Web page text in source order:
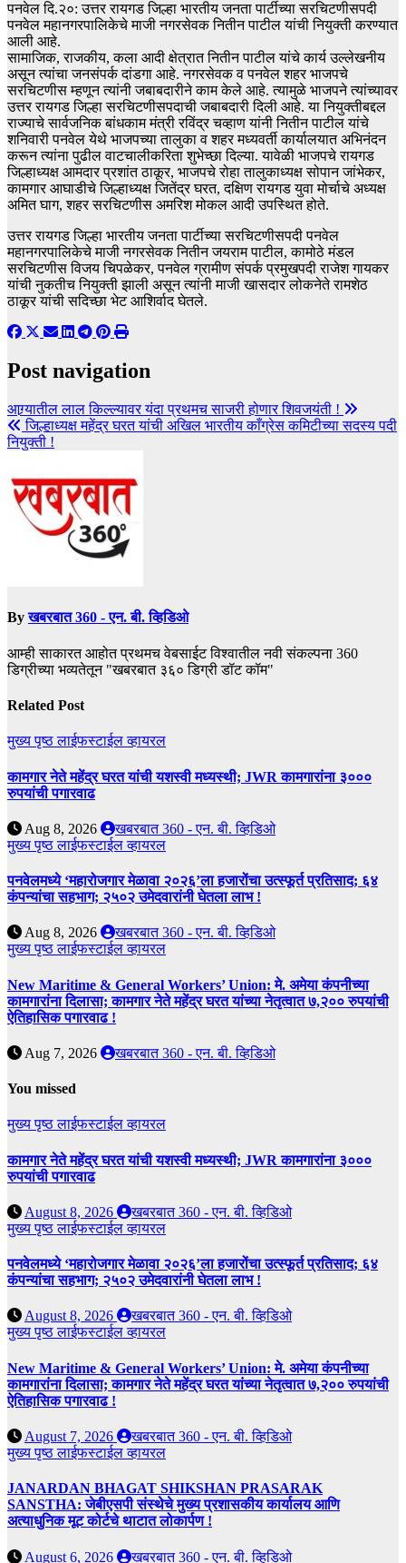
पनवेल दि.२०: उत्तर रायगड जिल्हा भारतीय जनता पार्टीच्या सरचिटणीसपदी
पनवेल महानगरपालिकेचे माजी नगरसेवक नितीन पाटील यांची नियुक्ती करण्यात
आली आहे.
सामाजिक, राजकीय, कला आदी क्षेत्रात नितीन पाटील यांचे कार्य उल्लेखनीय
असून त्यांचा जनसंपर्क दांडगा आहे. नगरसेवक व पनवेल शहर भाजपचे
सरचिटणीस म्हणून त्यांनी जबाबदारीने काम केले आहे. त्यामुळे भाजपने त्यांच्यावर
उत्तर रायगड जिल्हा सरचिटणीसपदाची जबाबदारी दिली आहे. या नियुक्तीबद्दल
राज्याचे सार्वजनिक बांधकाम मंत्री रविंद्र चव्हाण यांनी नितीन पाटील यांचे
शनिवारी पनवेल येथे भाजपच्या तालुका व शहर मध्यवर्ती कार्यालयात अभिनंदन
करून त्यांना पुढील वाटचालीकरिता शुभेच्छा दिल्या. यावेळी भाजपचे रायगड
जिल्हाध्यक्ष आमदार प्रशांत ठाकूर, भाजपचे रोहा तालुकाध्यक्ष सोपान जांभेकर,
कामगार आघाडीचे जिल्हाध्यक्ष जितेंद्र घरत, दक्षिण रायगड युवा मोर्चाचे अध्यक्ष
अमित घाग, शहर सरचिटणीस अमरिश मोकल आदी उपस्थित होते.
उत्तर रायगड जिल्हा भारतीय जनता पार्टीच्या सरचिटणीसपदी पनवेल
महानगरपालिकेचे माजी नगरसेवक नितीन जयराम पाटील, कामोठे मंडल
सरचिटणीस विजय चिपळेकर, पनवेल ग्रामीण संपर्क प्रमुखपदी राजेश गायकर
यांची नुकतीच नियुक्ती झाली असून त्यांनी माजी खासदार लोकनेते रामशेठ
ठाकूर यांची सदिच्छा भेट आशिर्वाद घेतले.
Post navigation
आग्र्यातील लाल किल्ल्यावर यंदा प्रथमच साजरी होणार शिवजयंती !
जिल्हाध्यक्ष महेंद्र घरत यांची अखिल भारतीय काँग्रेस कमिटीच्या सदस्य पदी
नियुक्ती !
Byखबरबात 360 - एन. बी. व्हिडिओ
आम्ही साकारत आहोत प्रथमच वेबसाईट विश्वातील नवी संकल्पना 360
डिग्रीच्या भव्यतेतून "खबरबात ३६० डिग्री डॉट कॉम"
Related Post
मुख्य पृष्ठलाईफस्टाईलव्हायरल
कामगार नेते महेंद्र घरत यांची यशस्वी मध्यस्थी; JWR कामगारांना ३०००
रुपयांची पगारवाढ
Aug 8, 2026
खबरबात 360 - एन. बी. व्हिडिओ
मुख्य पृष्ठलाईफस्टाईलव्हायरल
पनवेलमध्ये ‘महारोजगार मेळावा २०२६’ला हजारोंचा उत्स्फूर्त प्रतिसाद; ६४
कंपन्यांचा सहभाग; २५०२ उमेदवारांनी घेतला लाभ !
Aug 8, 2026
खबरबात 360 - एन. बी. व्हिडिओ
मुख्य पृष्ठलाईफस्टाईलव्हायरल
New Maritime & General Workers’ Union: मे. अमेया कंपनीच्या
कामगारांना दिलासा; कामगार नेते महेंद्र घरत यांच्या नेतृत्वात ७,२०० रुपयांची
ऐतिहासिक पगारवाढ !
Aug 7, 2026 खबरबात 360 - एन. बी. व्हिडिओ
You missed
मुख्य पृष्ठलाईफस्टाईलव्हायरल
कामगार नेते महेंद्र घरत यांची यशस्वी मध्यस्थी; JWR कामगारांना ३०००
रुपयांची पगारवाढ
August 8, 2026
खबरबात 360 - एन. बी. व्हिडिओ
मुख्य पृष्ठलाईफस्टाईलव्हायरल
पनवेलमध्ये ‘महारोजगार मेळावा २०२६’ला हजारोंचा उत्स्फूर्त प्रतिसाद; ६४
कंपन्यांचा सहभाग; २५०२ उमेदवारांनी घेतला लाभ !
August 8, 2026
खबरबात 360 - एन. बी. व्हिडिओ
मुख्य पृष्ठलाईफस्टाईलव्हायरल
New Maritime & General Workers’ Union: मे. अमेया कंपनीच्या
कामगारांना दिलासा; कामगार नेते महेंद्र घरत यांच्या नेतृत्वात ७,२०० रुपयांची
ऐतिहासिक पगारवाढ !
August 7, 2026
खबरबात 360 - एन. बी. व्हिडिओ
मुख्य पृष्ठलाईफस्टाईलव्हायरल
JANARDAN BHAGAT SHIKSHAN PRASARAK
SANSTHA: जेबीएसपी संस्थेचे मुख्य प्रशासकीय कार्यालय आणि
अत्याधुनिक मूट कोर्टचे थाटात लोकार्पण !
August 6, 2026 खबरबात 360 - एन. बी. व्हिडिओ